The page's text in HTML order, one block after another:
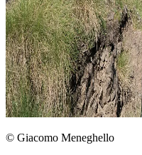
© Giacomo Meneghello